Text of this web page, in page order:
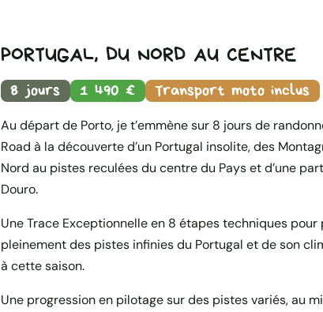
PORTUGAL, DU NORD AU CENTRE
8 jours 1 490 € Transport moto inclus
Au départ de Porto, je t’emmène sur 8 jours de
Road à la découverte d’un Portugal insolite, des
Nord au pistes reculées du centre du Pays et d’une
Douro.
Une Trace Exceptionnelle en 8 étapes techniques
pleinement des pistes infinies du Portugal et de son
à cette saison.
Une progression en pilotage sur des pistes variés, au